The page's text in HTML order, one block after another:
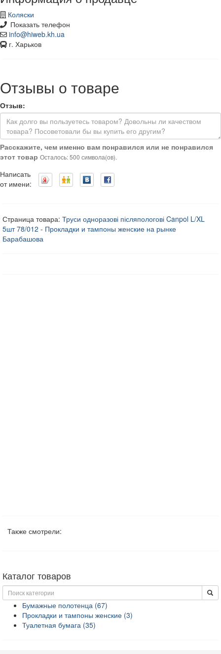
Коляски
Показать телефон
info@hiweb.kh.ua
г. Харьков
Отзывы о товаре
Отзыв:
Расскажите, чем именно вам понравился или не понравился
этот товар Осталось: 500 символа(ов).
Написать
от имени:
Страница товара: Труси одноразові післяпологові Canpol L/XL
5шт 78/012 - Прокладки и тампоны женские на рынке
Барабашова
Также смотрели:
Каталог товаров
Бумажные полотенца (67)
Прокладки и тампоны женские (3)
Туалетная бумага (35)